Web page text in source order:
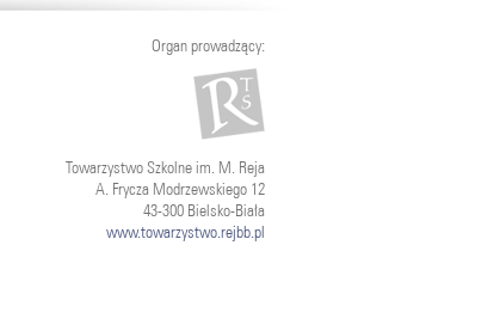
Organ prowadzący:
Towarzystwo Szkolne im. M. Reja
A. Frycza Modrzewskiego 12
43-300 Bielsko-Biała
www.towarzystwo.rejbb.pl